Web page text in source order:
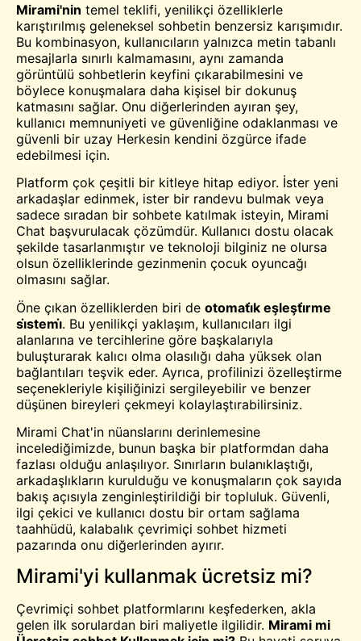
Mirami'nin temel teklifi, yenilikçi özelliklerle
karıştırılmış geleneksel sohbetin benzersiz karışımıdır.
Bu kombinasyon, kullanıcıların yalnızca metin tabanlı
mesajlarla sınırlı kalmamasını, aynı zamanda
görüntülü sohbetlerin keyfini çıkarabilmesini ve
böylece konuşmalara daha kişisel bir dokunuş
katmasını sağlar. Onu diğerlerinden ayıran şey,
kullanıcı memnuniyeti ve güvenliğine odaklanması ve
güvenli bir uzay Herkesin kendini özgürce ifade
edebilmesi için.
Platform çok çeşitli bir kitleye hitap ediyor. İster yeni
arkadaşlar edinmek, ister bir randevu bulmak veya
sadece sıradan bir sohbete katılmak isteyin, Mirami
Chat başvurulacak çözümdür. Kullanıcı dostu olacak
şekilde tasarlanmıştır ve teknoloji bilginiz ne olursa
olsun özelliklerinde gezinmenin çocuk oyuncağı
olmasını sağlar.
Öne çıkan özelliklerden biri de otomati̇k eşleşti̇rme
si̇stemi̇. Bu yenilikçi yaklaşım, kullanıcıları ilgi
alanlarına ve tercihlerine göre başkalarıyla
buluşturarak kalıcı olma olasılığı daha yüksek olan
bağlantıları teşvik eder. Ayrıca, profilinizi özelleştirme
seçenekleriyle kişiliğinizi sergileyebilir ve benzer
düşünen bireyleri çekmeyi kolaylaştırabilirsiniz.
Mirami Chat'in nüanslarını derinlemesine
incelediğimizde, bunun başka bir platformdan daha
fazlası olduğu anlaşılıyor. Sınırların bulanıklaştığı,
arkadaşlıkların kurulduğu ve konuşmaların çok sayıda
bakış açısıyla zenginleştirildiği bir topluluk. Güvenli,
ilgi çekici ve kullanıcı dostu bir ortam sağlama
taahhüdü, kalabalık çevrimiçi sohbet hizmeti
pazarında onu diğerlerinden ayırır.
Mirami'yi kullanmak ücretsiz mi?
Çevrimiçi sohbet platformlarını keşfederken, akla
gelen ilk sorulardan biri maliyetle ilgilidir. Mirami mi